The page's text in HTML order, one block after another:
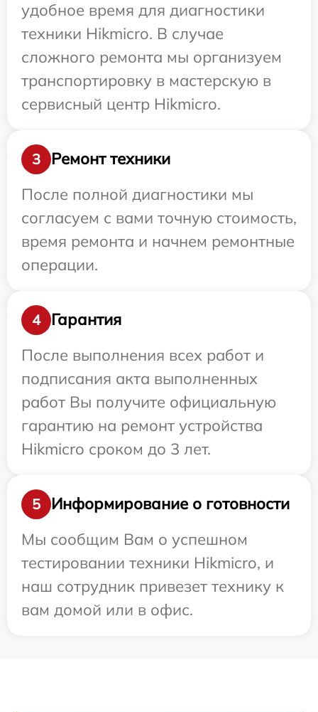
удобное время для диагностики
техники Hikmicro. В случае
сложного ремонта мы организуем
транспортировку в мастерскую в
сервисный центр Hikmicro.
3
Ремонт техники
После полной диагностики мы
согласуем с вами точную стоимость,
время ремонта и начнем ремонтные
операции.
4
Гарантия
После выполнения всех работ и
подписания акта выполненных
работ Вы получите официальную
гарантию на ремонт устройства
Hikmicro сроком до 3 лет.
5
Информирование о готовности
Мы сообщим Вам о успешном
тестировании техники Hikmicro, и
наш сотрудник привезет технику к
вам домой или в офис.